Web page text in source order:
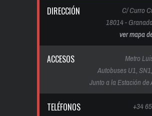
DIRECCIÓN
C/ Curro
18014 -
ver mapa
ACCESOS
Metro
Autobuses U1,
Junto a la Estación de
TELÉFONOS +34